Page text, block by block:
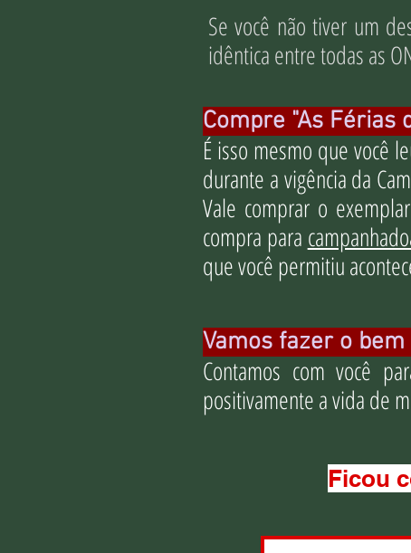
Se você não tiver um
idêntica entre todas as
Compre "As Férias
É isso mesmo que você
durante a vigência da
Vale comprar o
compra para
que você permitiu
Vamos fazer o
Contamos com você
positivamente a vida de
Ficou